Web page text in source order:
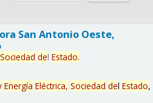
San Antonio Oeste,
Sociedad del Estado.
Energía Eléctrica, Sociedad del Estado,